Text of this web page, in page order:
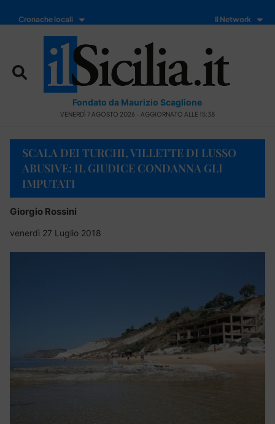
Cronache locali Il Network
Fondato da Maurizio Scaglione
VENERDÌ 7 AGOSTO 2026 - AGGIORNATO ALLE 15:38
SCALA DEI TURCHI, VILLETTE DI LUSSO
ABUSIVE: IL GIUDICE CONDANNA GLI
IMPUTATI
Giorgio Rossini
venerdì 27 Luglio 2018